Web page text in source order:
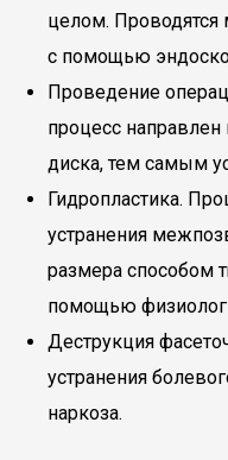
целом.
с помощью
Проведение
процесс
диска, тем самым
Гидропластика.
устранения
размера способом
помощью
Деструкция
устранения
наркоза.